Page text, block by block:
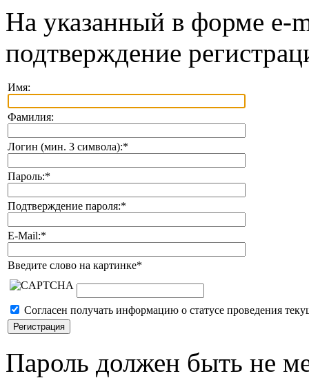
На указанный в форме e-
подтверждение
Имя:
Фамилия:
Логин (мин. 3 символа):*
Пароль:*
Подтверждение пароля:*
E-Mail:*
Введите слово на картинке*
Согласен получать информацию о статусе проведения
Пароль должен быть не